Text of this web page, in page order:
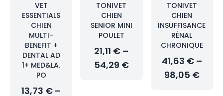
VET
ESSENTIALS
CHIEN
MULTI-
BENEFIT +
DENTAL AD
1+ MED&LA.
PO
13,73 € –
TONIVET
CHIEN
SENIOR MINI
POULET
21,11 € –
54,29 €
TONIVET
CHIEN
INSUFFISANCE
RÉNAL
CHRONIQUE
41,63 € –
98,05 €